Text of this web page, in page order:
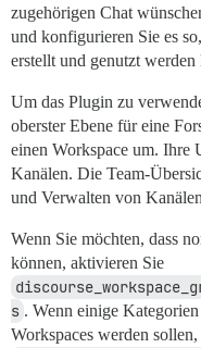
zugehörigen Chat
und konfigurieren Sie es
erstellt und genutzt werden
Um das Plugin zu
oberster Ebene für eine
einen Workspace um. Ihre
Kanälen. Die Team-
und Verwalten von
Wenn Sie möchten, dass
können, aktivieren Sie
s . Wenn einige
Workspaces werden